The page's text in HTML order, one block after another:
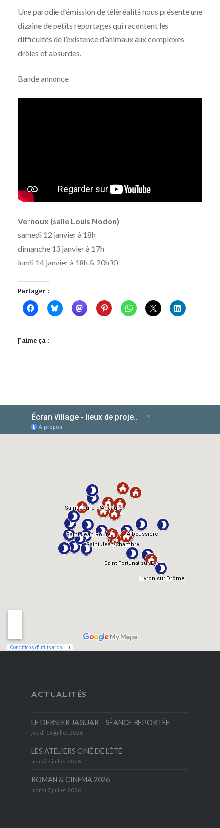
Une parodie d’émission de téléréalité nous présente une
dizaine de petits reportages qui racontent les
difficultés de l’existence d’animaux aux complexes
drôles et absurdes.
Bande annonce
Vernoux (salle Louis Nodon)
samedi 12 janvier à 18h
dimanche 13 janvier à 17h
lundi 14 janvier à 18h & 20h30
Partager :
J’aime ça :
ACTUALITÉS
LE DERNIER JAGUAR – SÉANCE REPORTÉE
jeudi 16 juillet 2026
LES ATELIERS CINÉ DE L’ÉTÉ
mardi 7 juillet 2026
ROMAN & CINEMA 2026
mardi 7 juillet 2026